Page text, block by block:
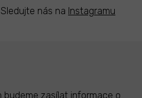
p
Sledujte nás na Instagramu
zasílat informace o